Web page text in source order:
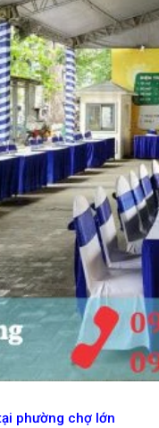
phường chợ lớn